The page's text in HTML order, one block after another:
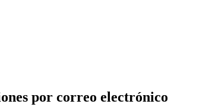
por correo electrónico